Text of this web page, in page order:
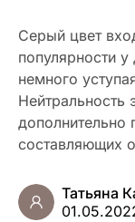
Серый цвет
популярности
немного
Нейтральность
дополнительно
составляющих
Татьяна